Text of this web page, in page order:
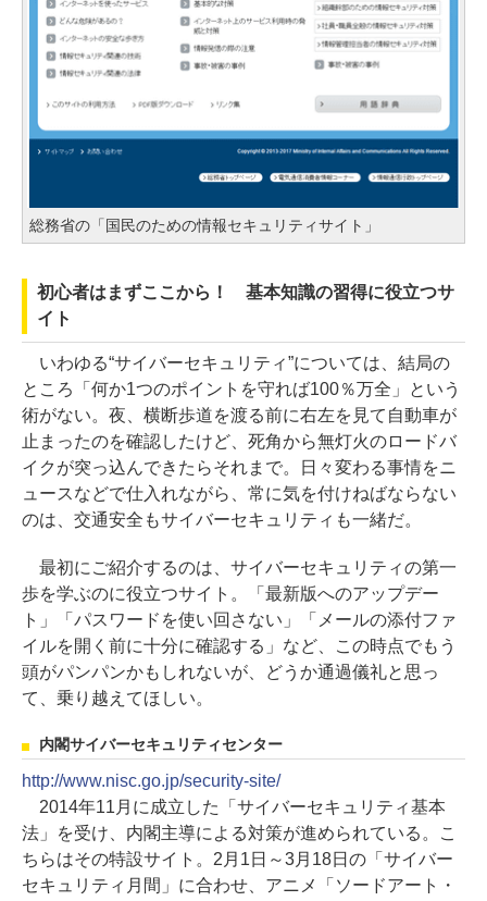
総務省の「国民のための情報セキュリティサイト」
初心者はまずここから！ 基本知識の習得に役立つサ
イト
いわゆる“サイバーセキュリティ”については、結局の
ところ「何か1つのポイントを守れば100％万全」という
術がない。夜、横断歩道を渡る前に右左を見て自動車が
止まったのを確認したけど、死角から無灯火のロードバ
イクが突っ込んできたらそれまで。日々変わる事情をニ
ュースなどで仕入れながら、常に気を付けねばならない
のは、交通安全もサイバーセキュリティも一緒だ。
最初にご紹介するのは、サイバーセキュリティの第一
歩を学ぶのに役立つサイト。「最新版へのアップデー
ト」「パスワードを使い回さない」「メールの添付ファ
イルを開く前に十分に確認する」など、この時点でもう
頭がパンパンかもしれないが、どうか通過儀礼と思っ
て、乗り越えてほしい。
内閣サイバーセキュリティセンター
http://www.nisc.go.jp/security-site/
2014年11月に成立した「サイバーセキュリティ基本
法」を受け、内閣主導による対策が進められている。こ
ちらはその特設サイト。2月1日～3月18日の「サイバー
セキュリティ月間」に合わせ、アニメ「ソードアート・